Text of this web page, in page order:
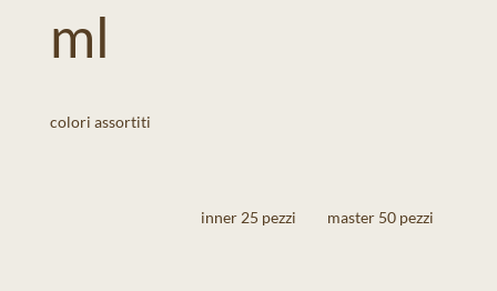
ml
colori assortiti
inner 25 pezzi master 50 pezzi